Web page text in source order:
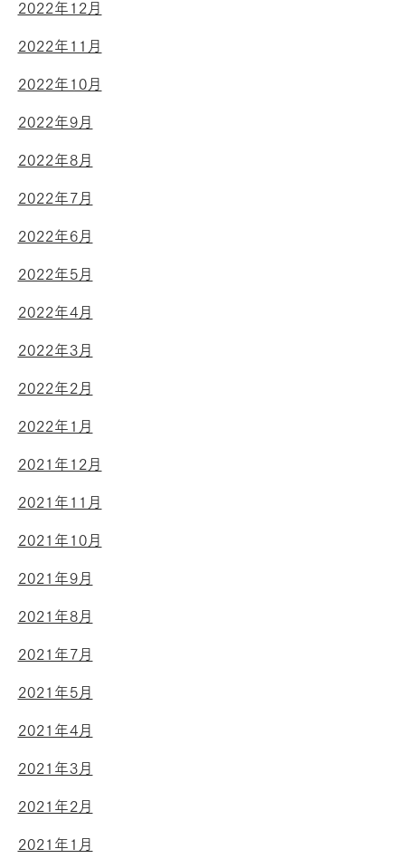
2022年12月
2022年11月
2022年10月
2022年9月
2022年8月
2022年7月
2022年6月
2022年5月
2022年4月
2022年3月
2022年2月
2022年1月
2021年12月
2021年11月
2021年10月
2021年9月
2021年8月
2021年7月
2021年5月
2021年4月
2021年3月
2021年2月
2021年1月